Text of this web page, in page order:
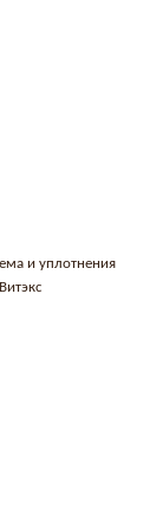
и уплотнения